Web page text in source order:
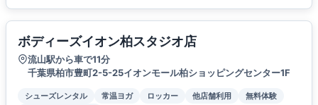
ボディーズイオン柏スタジオ店
流山駅から車で11分
千葉県柏市豊町2-5-25イオンモール柏ショッピングセンター1F
シューズレンタル 常温ヨガ ロッカー 他店舗利用
無料体験